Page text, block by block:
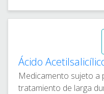
Ácido
Medicamento sujeto a
tratamiento de larga